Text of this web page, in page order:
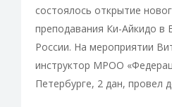
состоялось открытие
преподавания Ки-Айкидо в
России. На мероприятии
инструктор МРОО
Петербурге, 2 дан, провел